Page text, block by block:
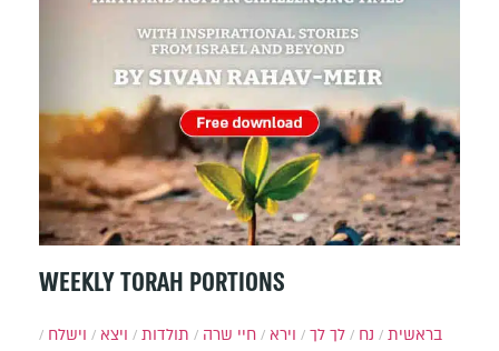
WEEKLY TORAH PORTIONS
בראשית נח לך לך וירא חיי שרה תולדות ויצא
וישלח